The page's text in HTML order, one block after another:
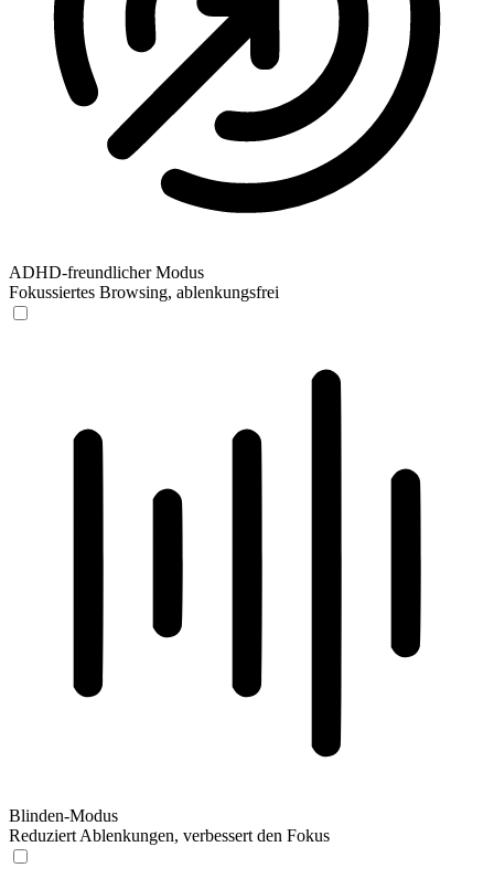
ADHD-freundlicher Modus
Fokussiertes Browsing, ablenkungsfrei
Blinden-Modus
Reduziert Ablenkungen, verbessert den Fokus